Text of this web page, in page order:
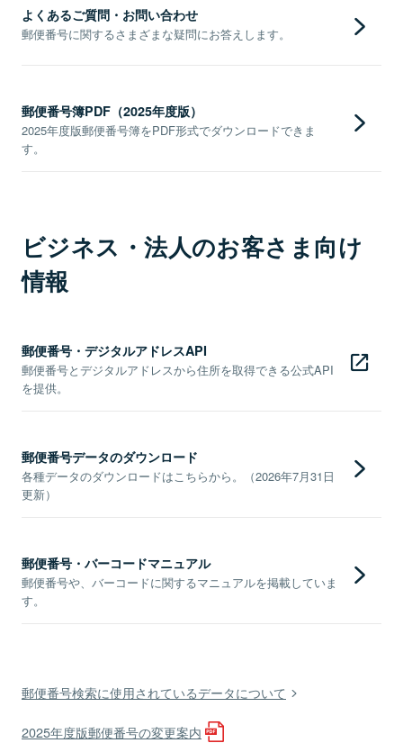
よくあるご質問・お問い合わせ
郵便番号に関するさまざまな疑問にお答えします。
郵便番号簿PDF（2025年度版）
2025年度版郵便番号簿をPDF形式でダウンロードできま
す。
ビジネス・法人のお客さま向け
情報
郵便番号・デジタルアドレスAPI
郵便番号とデジタルアドレスから住所を取得できる公式API
を提供。
郵便番号データのダウンロード
各種データのダウンロードはこちらから。（2026年7月31日
更新）
郵便番号・バーコードマニュアル
郵便番号や、バーコードに関するマニュアルを掲載していま
す。
郵便番号検索に使用されているデータについて
2025年度版郵便番号の変更案内